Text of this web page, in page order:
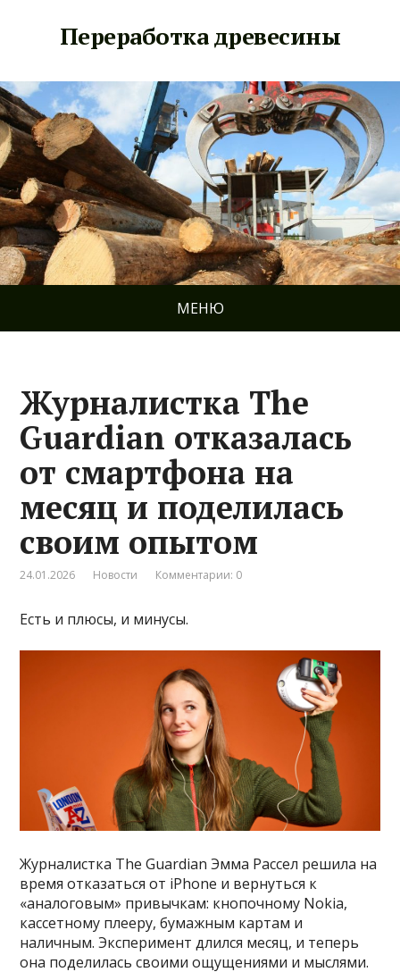
Переработка древесины
МЕНЮ
Журналистка The
Guardian отказалась
от смартфона на
месяц и поделилась
своим опытом
24.01.2026 Новости Комментарии: 0
Есть и плюсы, и минусы.
Журналистка The Guardian Эмма Рассел решила на
время отказаться от iPhone и вернуться к
«аналоговым» привычкам: кнопочному Nokia,
кассетному плееру, бумажным картам и
наличным. Эксперимент длился месяц, и теперь
она поделилась своими ощущениями и мыслями.